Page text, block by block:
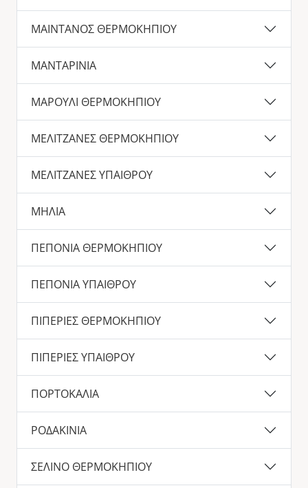
ΜΑΙΝΤΑΝΟΣ ΘΕΡΜΟΚΗΠΙΟΥ
ΜΑΝΤΑΡΙΝΙΑ
ΜΑΡΟΥΛΙ ΘΕΡΜΟΚΗΠΙΟΥ
ΜΕΛΙΤΖΑΝΕΣ ΘΕΡΜΟΚΗΠΙΟΥ
ΜΕΛΙΤΖΑΝΕΣ ΥΠΑΙΘΡΟΥ
ΜΗΛΙΑ
ΠΕΠΟΝΙΑ ΘΕΡΜΟΚΗΠΙΟΥ
ΠΕΠΟΝΙΑ ΥΠΑΙΘΡΟΥ
ΠΙΠΕΡΙΕΣ ΘΕΡΜΟΚΗΠΙΟΥ
ΠΙΠΕΡΙΕΣ ΥΠΑΙΘΡΟΥ
ΠΟΡΤΟΚΑΛΙΑ
ΡΟΔΑΚΙΝΙΑ
ΣΕΛΙΝΟ ΘΕΡΜΟΚΗΠΙΟΥ